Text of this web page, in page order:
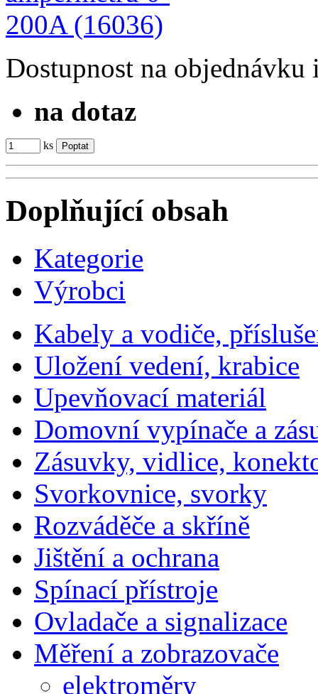
Dostupnost na objednávku
na dotaz
ks
Doplňující obsah
Kategorie
Výrobci
Kabely a vodiče,
Uložení vedení, krabice
Upevňovací materiál
Domovní vypínače a
Zásuvky, vidlice,
Svorkovnice, svorky
Rozváděče a skříně
Jištění a ochrana
Spínací přístroje
Ovladače a signalizace
Měření a zobrazovače
elektroměry